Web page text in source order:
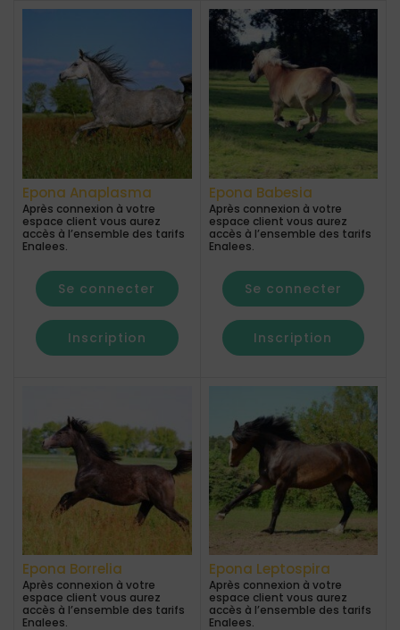
Epona Anaplasma
Après connexion à votre
espace client vous aurez
accès à l’ensemble des tarifs
Enalees.
Se connecter
Inscription
Epona Babesia
Après connexion à votre
espace client vous aurez
accès à l’ensemble des tarifs
Enalees.
Se connecter
Inscription
Epona Borrelia
Après connexion à votre
espace client vous aurez
accès à l’ensemble des tarifs
Enalees.
Epona Leptospira
Après connexion à votre
espace client vous aurez
accès à l’ensemble des tarifs
Enalees.